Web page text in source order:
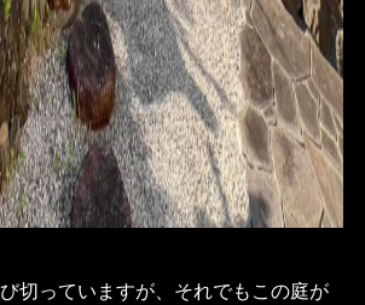
切っていますが、それでもこの庭が